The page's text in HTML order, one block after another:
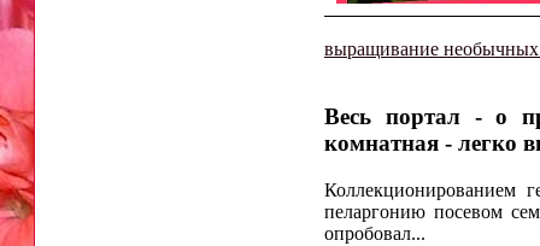
выращивание необычных
Весь портал - о
комнатная - легко
Коллекционированием
пеларгонию посевом
опробовал...